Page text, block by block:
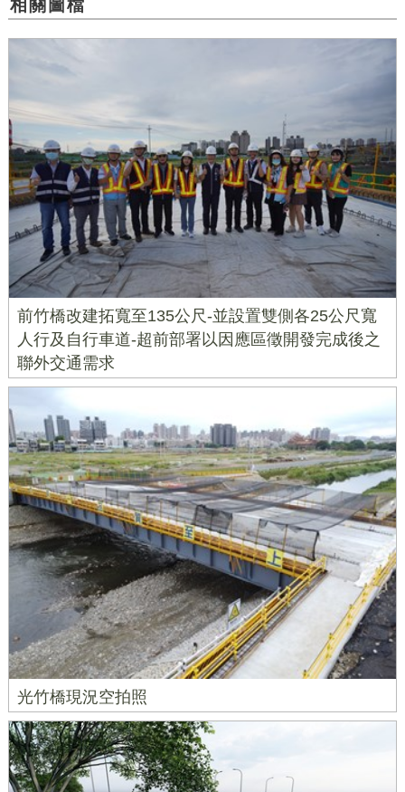
相關圖檔
前竹橋改建拓寬至135公尺-並設置雙側各25公尺寬
人行及自行車道-超前部署以因應區徵開發完成後之
聯外交通需求
光竹橋現況空拍照